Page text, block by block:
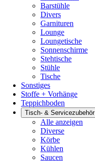
Barstühle
Divers
Garnituren
Lounge
Loungetische
Sonnenschirme
Stehtische
Stühle
Tische
Sonstiges
Stoffe + Vorhänge
Teppichboden
Tisch- & Servicezubehör
Alle anzeigen
Diverse
Körbe
Kühlen
Saucen